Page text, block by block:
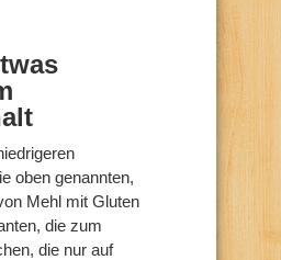
oben genannten,
Mehl mit Gluten
die zum
die nur auf